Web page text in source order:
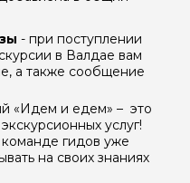
- при поступлении
в Валдае вам
а также сообщение
«Идем и едем» – это
услуг!
гидов уже
на своих знаниях